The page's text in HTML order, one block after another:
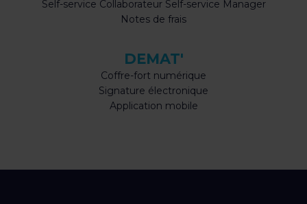
Self-service Collaborateur Self-service Manager
Notes de frais
DEMAT'
Coffre-fort numérique
Signature électronique
Application mobile